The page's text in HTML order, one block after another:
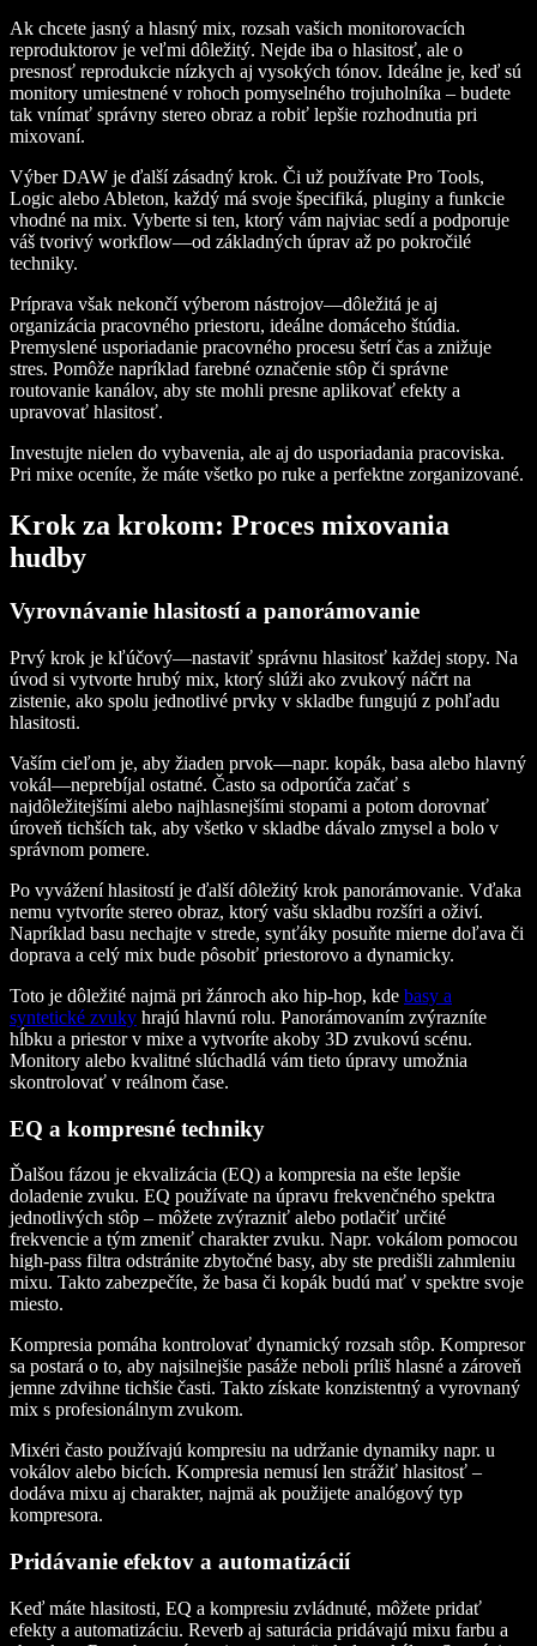
Ak chcete jasný a hlasný mix, rozsah vašich monitorovacích
reproduktorov je veľmi dôležitý. Nejde iba o hlasitosť, ale o
presnosť reprodukcie nízkych aj vysokých tónov. Ideálne je, keď sú
monitory umiestnené v rohoch pomyselného trojuholníka – budete
tak vnímať správny stereo obraz a robiť lepšie rozhodnutia pri
mixovaní.
Výber DAW je ďalší zásadný krok. Či už používate Pro Tools,
Logic alebo Ableton, každý má svoje špecifiká, pluginy a funkcie
vhodné na mix. Vyberte si ten, ktorý vám najviac sedí a podporuje
váš tvorivý workflow—od základných úprav až po pokročilé
techniky.
Príprava však nekončí výberom nástrojov—dôležitá je aj
organizácia pracovného priestoru, ideálne domáceho štúdia.
Premyslené usporiadanie pracovného procesu šetrí čas a znižuje
stres. Pomôže napríklad farebné označenie stôp či správne
routovanie kanálov, aby ste mohli presne aplikovať efekty a
upravovať hlasitosť.
Investujte nielen do vybavenia, ale aj do usporiadania pracoviska.
Pri mixe oceníte, že máte všetko po ruke a perfektne zorganizované.
Krok za krokom: Proces mixovania
hudby
Vyrovnávanie hlasitostí a panorámovanie
Prvý krok je kľúčový—nastaviť správnu hlasitosť každej stopy. Na
úvod si vytvorte hrubý mix, ktorý slúži ako zvukový náčrt na
zistenie, ako spolu jednotlivé prvky v skladbe fungujú z pohľadu
hlasitosti.
Vaším cieľom je, aby žiaden prvok—napr. kopák, basa alebo hlavný
vokál—neprebíjal ostatné. Často sa odporúča začať s
najdôležitejšími alebo najhlasnejšími stopami a potom dorovnať
úroveň tichších tak, aby všetko v skladbe dávalo zmysel a bolo v
správnom pomere.
Po vyvážení hlasitostí je ďalší dôležitý krok panorámovanie. Vďaka
nemu vytvoríte stereo obraz, ktorý vašu skladbu rozšíri a oživí.
Napríklad basu nechajte v strede, synťáky posuňte mierne doľava či
doprava a celý mix bude pôsobiť priestorovo a dynamicky.
Toto je dôležité najmä pri žánroch ako hip-hop, kde basy a
syntetické zvuky hrajú hlavnú rolu. Panorámovaním zvýrazníte
hĺbku a priestor v mixe a vytvoríte akoby 3D zvukovú scénu.
Monitory alebo kvalitné slúchadlá vám tieto úpravy umožnia
skontrolovať v reálnom čase.
EQ a kompresné techniky
Ďalšou fázou je ekvalizácia (EQ) a kompresia na ešte lepšie
doladenie zvuku. EQ používate na úpravu frekvenčného spektra
jednotlivých stôp – môžete zvýrazniť alebo potlačiť určité
frekvencie a tým zmeniť charakter zvuku. Napr. vokálom pomocou
high-pass filtra odstránite zbytočné basy, aby ste predišli zahmleniu
mixu. Takto zabezpečíte, že basa či kopák budú mať v spektre svoje
miesto.
Kompresia pomáha kontrolovať dynamický rozsah stôp. Kompresor
sa postará o to, aby najsilnejšie pasáže neboli príliš hlasné a zároveň
jemne zdvihne tichšie časti. Takto získate konzistentný a vyrovnaný
mix s profesionálnym zvukom.
Mixéri často používajú kompresiu na udržanie dynamiky napr. u
vokálov alebo bicích. Kompresia nemusí len strážiť hlasitosť –
dodáva mixu aj charakter, najmä ak použijete analógový typ
kompresora.
Pridávanie efektov a automatizácií
Keď máte hlasitosti, EQ a kompresiu zvládnuté, môžete pridať
efekty a automatizáciu. Reverb aj saturácia pridávajú mixu farbu a